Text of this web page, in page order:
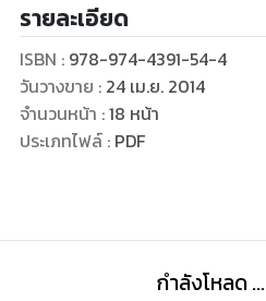
รายละเอียด
ISBN : 978-974-4391-54-4
วันวางขาย : 24 เม.ย. 2014
จำนวนหน้า :18 หน้า
ประเภทไฟล์: PDF
กำลังโหลด ...